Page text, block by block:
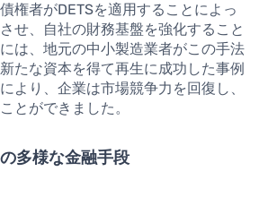
権者がDETSを適用することによっ
せ、自社の財務基盤を強化すること
は、地元の中小製造業者がこの手法
たな資本を得て再生に成功した事例
より、企業は市場競争力を回復し、
とができました。
多様な金融手段